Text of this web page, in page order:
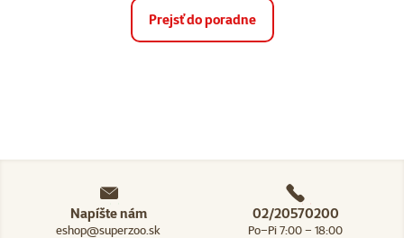
Prejsť do poradne
Napíšte nám
eshop@superzoo.sk
02/20570200
Po–Pi 7:00 – 18:00